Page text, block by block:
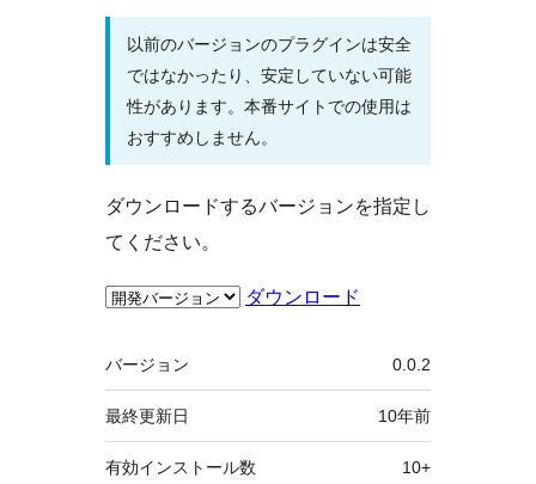
以前のバージョンのプラグインは安全
ではなかったり、安定していない可能
性があります。本番サイトでの使用は
おすすめしません。
ダウンロードするバージョンを指定し
てください。
ダウンロード
メ
タ
バージョン 0.0.2
最終更新日 10年前
有効インストール数 10+